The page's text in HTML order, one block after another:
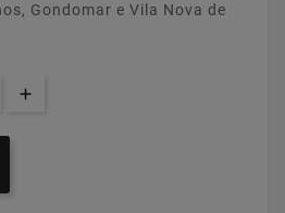
Gondomar e Vila Nova de